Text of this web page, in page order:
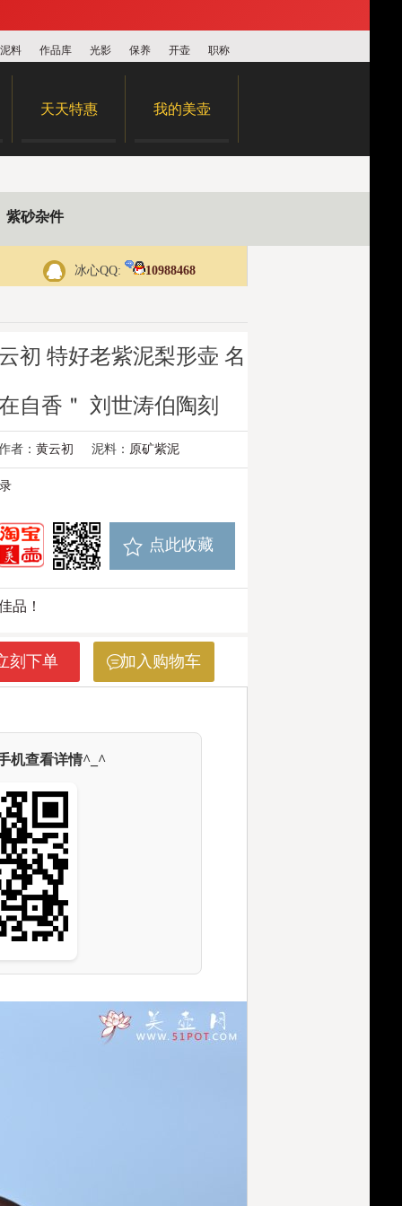
职称
开壶
保养
光影
作品库
泥料
天天特惠 我的美壶
紫砂杂件
冰心QQ: 10988468
初 特好老紫泥梨形壶 名
自香＂ 刘世涛伯陶刻
者： 黄云初 泥料： 原矿紫泥
点此收藏
品！
加入购物车
刻下单
机查看详情^_^